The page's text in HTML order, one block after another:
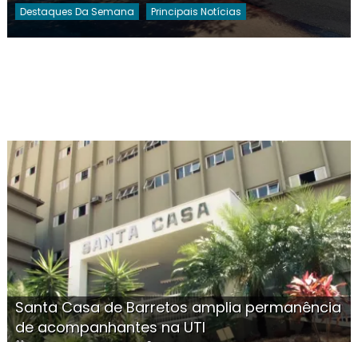
Destaques Da Semana Principais Notícias
Santa Casa de Barretos amplia permanência
de acompanhantes na UTI